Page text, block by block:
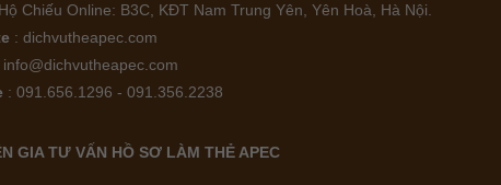
Chiếu Online: B3C, KĐT Nam Trung Yên, Yên Hoà, Hà Nội.
: dichvutheapec.com
info@dichvutheapec.com
: 091.656.1296 - 091.356.2238
GIA TƯ VẤN HỒ SƠ LÀM THẺ APEC